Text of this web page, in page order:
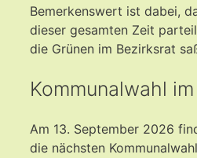
Bemerkenswert ist dabei,
dieser gesamten Zeit
die Grünen im Bezirksrat
Kommunalwahl
Am 13. September 2026
die nächsten